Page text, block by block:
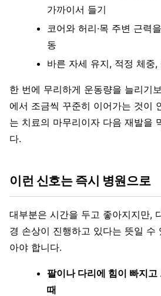
가까이서 들기
코어와 허리·목 주변 근력
동
바른 자세 유지, 적정 체중,
한 번에 무리하게 운동량을 늘리기
에서 조금씩 꾸준히 이어가는 것이
는 치료의 마무리이자 다음 재발을
다.
이런 신호는 즉시 병원으로
대부분은 시간을 두고 좋아지지만,
경 손상이 진행하고 있다는 뜻일 수
아야 합니다.
팔이나 다리에 힘이 빠지고
때